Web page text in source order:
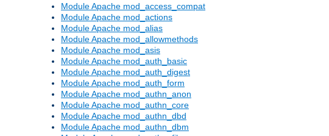
Module Apache mod_access_compat
Module Apache mod_actions
Module Apache mod_alias
Module Apache mod_allowmethods
Module Apache mod_asis
Module Apache mod_auth_basic
Module Apache mod_auth_digest
Module Apache mod_auth_form
Module Apache mod_authn_anon
Module Apache mod_authn_core
Module Apache mod_authn_dbd
Module Apache mod_authn_dbm